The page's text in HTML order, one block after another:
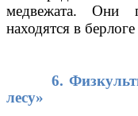
медвежата. Они
находятся в
6.
лесу»